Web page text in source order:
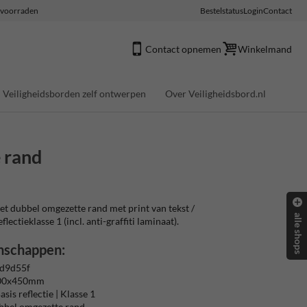
BestelstatusLoginContact
Contact opnemen Winkelmand
Veiligheidsborden zelf ontwerpen Over Veiligheidsbord.nl
dubbel omgezette rand met print van tekst /
1 (incl. anti-graffiti laminaat).
reflectie | Klasse 1
alle shops